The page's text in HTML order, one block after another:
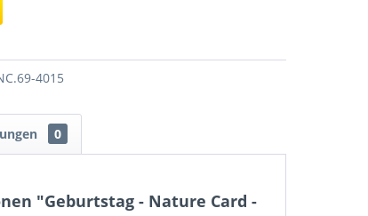
4015
0
"Geburtstag - Nature Card -